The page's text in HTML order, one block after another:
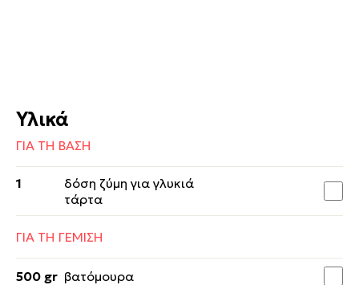
Υλικά
ΓΙΑ ΤΗ ΒΑΣΗ
1
δόση ζύμη για γλυκιά
τάρτα
ΓΙΑ ΤΗ ΓΕΜΙΣΗ
500 gr βατόμουρα